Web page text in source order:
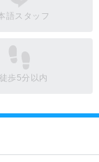
語スタッフ
歩5分以内